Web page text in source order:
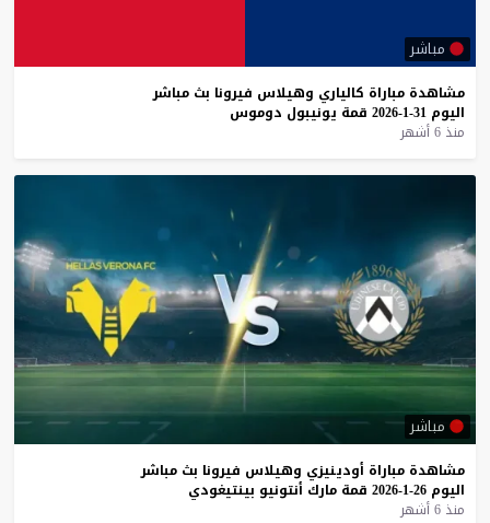
مباشر
مشاهدة مباراة كالياري وهيلاس فيرونا بث مباشر
اليوم 31-1-2026 قمة يونيبول دوموس
منذ 6 أشهر
مباشر
مشاهدة مباراة أودينيزي وهيلاس فيرونا بث مباشر
اليوم 26-1-2026 قمة مارك أنتونيو بينتيغودي
منذ 6 أشهر